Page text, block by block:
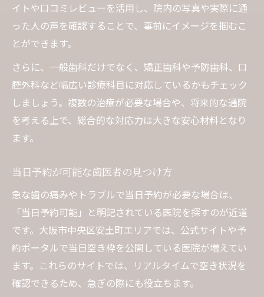
イトや口コミレビューを活用し、院内の写真や実際に通
った人の声を確認することで、事前にイメージを掴むこ
とができます。
さらに、一般歯科だけでなく、矯正歯科や予防歯科、口
腔外科など幅広い診療科目に対応しているかもチェック
しましょう。複数の治療が必要な場合や、将来的な通院
を考える上で、総合的な対応力は大きな安心材料となり
ます。
当日予約が可能な歯医者の見つけ方
急な歯の痛みやトラブルで当日予約が必要な場合は、
「当日予約可能」と明記されている医院を探すのが近道
です。大阪市中央区安土町エリアでは、公式サイトや予
約ポータルで当日空き枠を公開している医院が増えてい
ます。これらのサイトでは、リアルタイムで空き状況を
確認できるため、急ぎの際にも役立ちます。